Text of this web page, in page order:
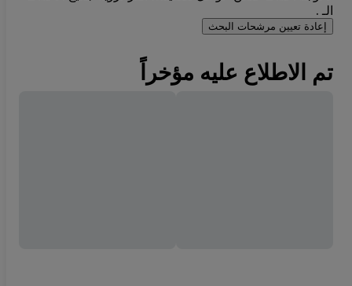
الـ .
إعادة تعيين مرشحات البحث
تم الاطلاع عليه مؤخراً